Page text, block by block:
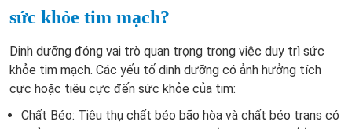
sức khỏe tim mạch?
Dinh dưỡng đóng vai trò quan trọng trong việc duy trì sức
khỏe tim mạch. Các yếu tố dinh dưỡng có ảnh hưởng tích
cực hoặc tiêu cực đến sức khỏe của tim:
Chất Béo: Tiêu thụ chất béo bão hòa và chất béo trans có